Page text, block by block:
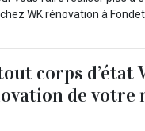
WK rénovation à
corps d’état
de votre